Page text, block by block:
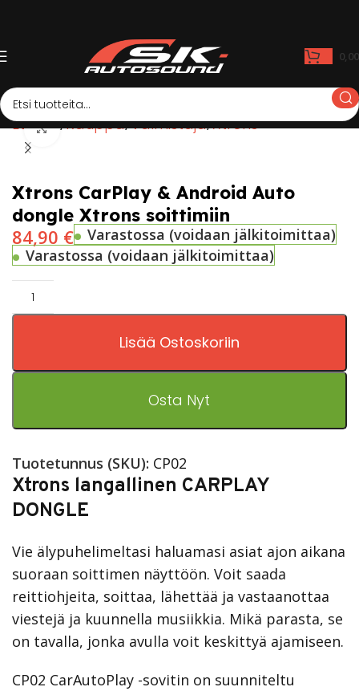
Etusivu Kauppa Valmistaja Xtrons
Click to enlarge
Xtrons CarPlay & Android Auto
dongle Xtrons soittimiin
84,90 €
Varastossa (voidaan jälkitoimittaa)
Varastossa (voidaan jälkitoimittaa)
Lisää Ostoskoriin
Osta Nyt
Tuotetunnus (SKU): CP02
Xtrons langallinen CARPLAY
DONGLE
Vie älypuhelimeltasi haluamasi asiat ajon aikana
suoraan soittimen näyttöön. Voit saada
reittiohjeita, soittaa, lähettää ja vastaanottaa
viestejä ja kuunnella musiikkia. Mikä parasta, se
on tavalla, jonka avulla voit keskittyä ajamiseen.
CP02 CarAutoPlay -sovitin on suunniteltu